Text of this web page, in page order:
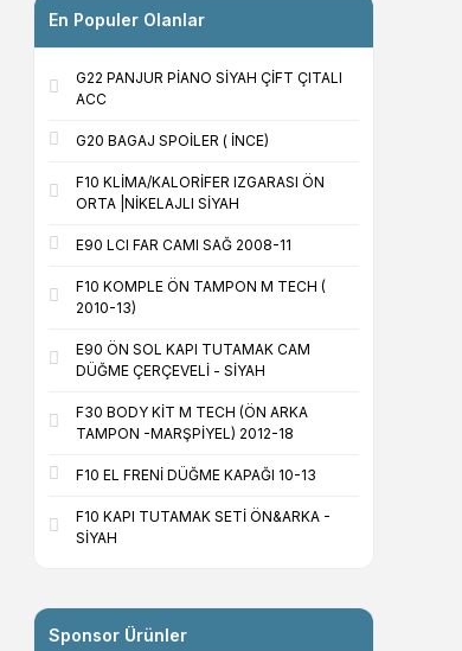
En Populer Olanlar
G22 PANJUR PİANO SİYAH ÇİFT ÇITALI
ACC
G20 BAGAJ SPOİLER ( İNCE)
F10 KLİMA/KALORİFER IZGARASI ÖN
ORTA |NİKELAJLI SİYAH
E90 LCI FAR CAMI SAĞ 2008-11
F10 KOMPLE ÖN TAMPON M TECH (
2010-13)
E90 ÖN SOL KAPI TUTAMAK CAM
DÜĞME ÇERÇEVELİ - SİYAH
F30 BODY KİT M TECH (ÖN ARKA
TAMPON -MARŞPİYEL) 2012-18
F10 EL FRENİ DÜĞME KAPAĞI 10-13
F10 KAPI TUTAMAK SETİ ÖN&ARKA -
SİYAH
Sponsor Ürünler